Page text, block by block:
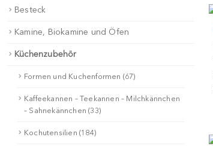
Besteck
Kamine, Biokamine und Öfen
Küchenzubehör
Formen und Kuchenformen (67)
Kaffeekannen – Teekannen – Milchkännchen
– Sahnekännchen (33)
Kochutensilien (184)